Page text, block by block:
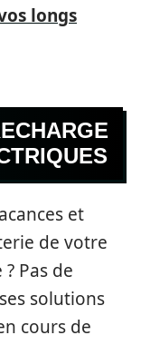
longs
et
de votre
Pas de
solutions
cours de